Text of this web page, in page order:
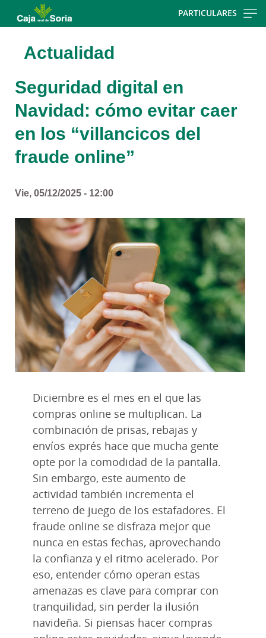
PARTICULARES
Actualidad
Seguridad digital en
Navidad: cómo evitar caer
en los “villancicos del
fraude online”
Vie, 05/12/2025 - 12:00
Diciembre es el mes en el que las
compras online se multiplican. La
combinación de prisas, rebajas y
envíos exprés hace que mucha gente
opte por la comodidad de la pantalla.
Sin embargo, este aumento de
actividad también incrementa el
terreno de juego de los estafadores. El
fraude online se disfraza mejor que
nunca en estas fechas, aprovechando
la confianza y el ritmo acelerado. Por
eso, entender cómo operan estas
amenazas es clave para comprar con
tranquilidad, sin perder la ilusión
navideña. Si piensas hacer compras